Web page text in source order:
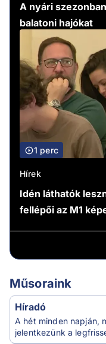
A nyári
balatoni hajókat
1 perc
Hírek
Idén láthatók
fellépői az M1
Műsoraink
Híradó
A hét minden napján,
jelentkezünk a